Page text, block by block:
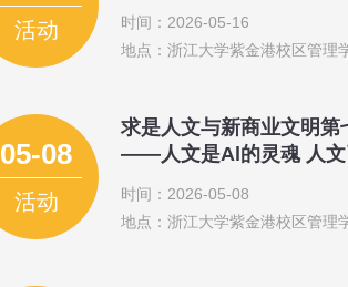
活动
时间：2026-05-16
地点：浙江大学紫金港校区管理
05-08
活动
求是人文与新商业文明
——人文是Al的灵魂 人文
时间：2026-05-08
地点：浙江大学紫金港校区管理